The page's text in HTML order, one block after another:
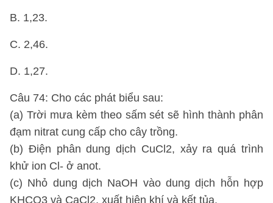
B. 1,23.
C. 2,46.
D. 1,27.
Câu 74: Cho các phát biểu sau:
(a) Trời mưa kèm theo sấm sét sẽ hình thành phân
đạm nitrat cung cấp cho cây trồng.
(b) Điện phân dung dịch CuCl2, xảy ra quá trình
khử ion Cl- ở anot.
(c) Nhỏ dung dịch NaOH vào dung dịch hỗn hợp
KHCO3 và CaCl2, xuất hiện khí và kết tủa.